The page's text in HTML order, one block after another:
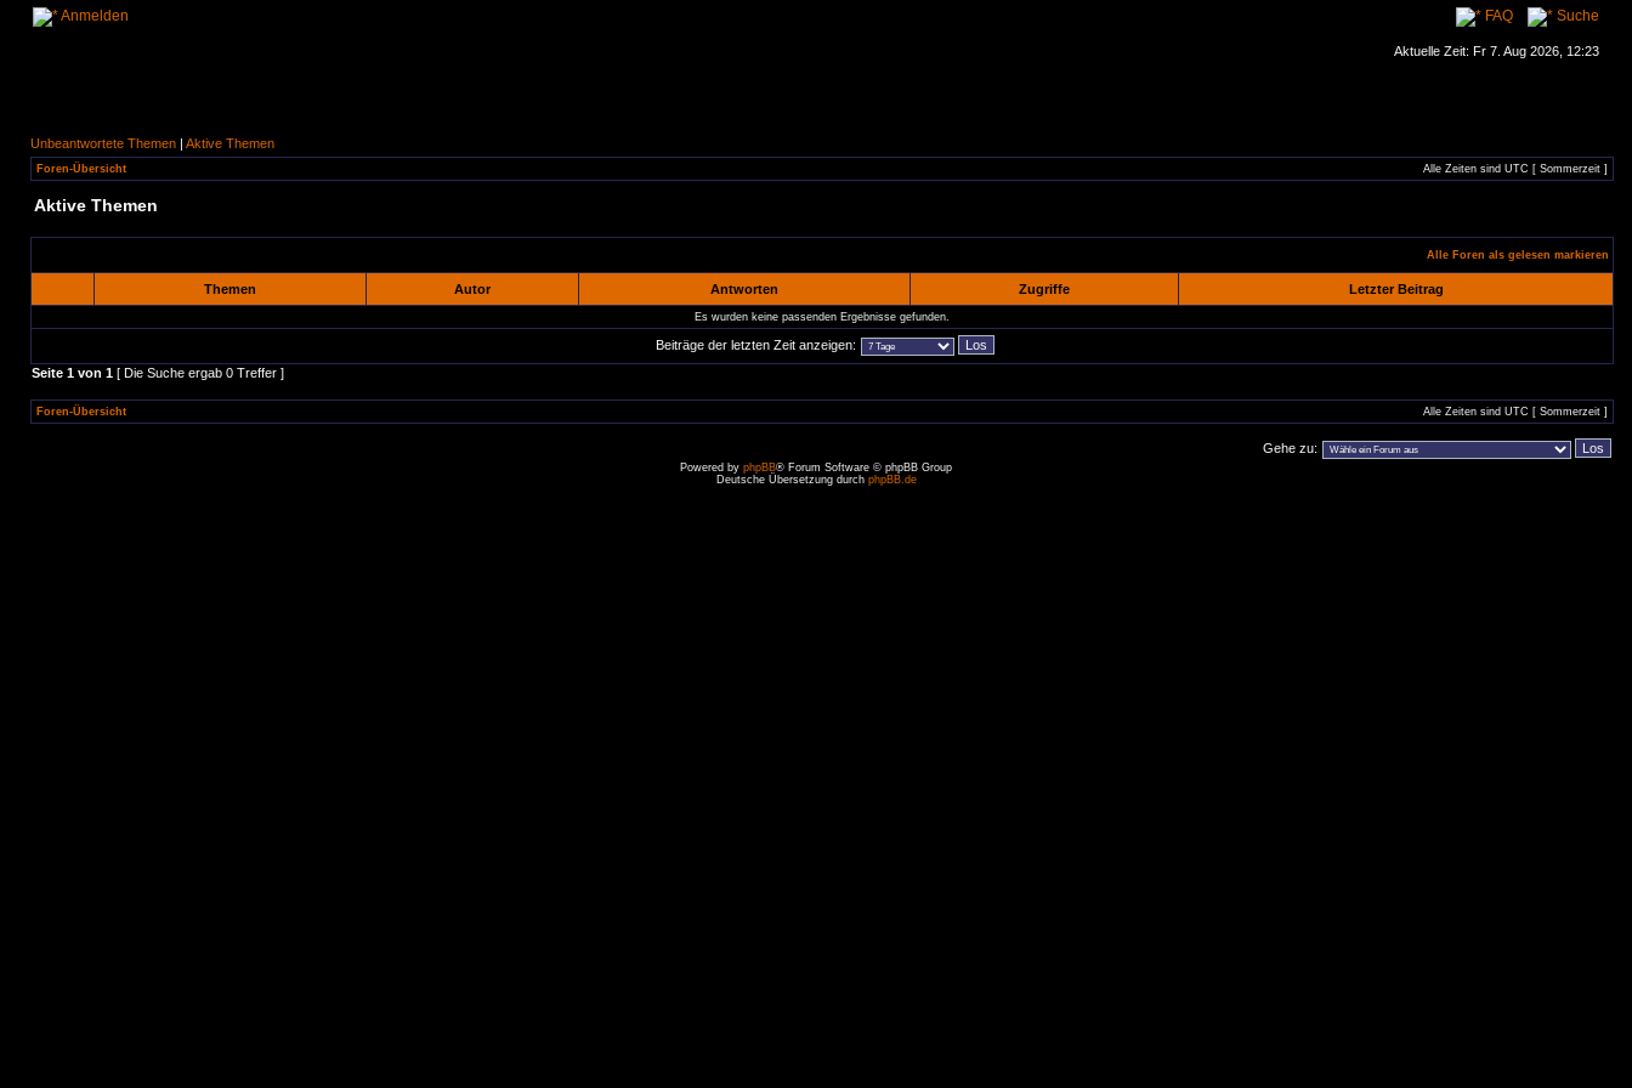
Anmelden FAQ Suche
Aktuelle Zeit: Fr 7. Aug 2026, 12:23
Unbeantwortete Themen | Aktive Themen
Foren-Übersicht Alle Zeiten sind UTC [ Sommerzeit ]
Aktive Themen
Alle Foren als gelesen markieren
Themen Autor Antworten Zugriffe Letzter Beitrag
Es wurden keine passenden Ergebnisse gefunden.
Beiträge der letzten Zeit anzeigen:
Seite 1 von 1 [ Die Suche ergab 0 Treffer ]
Foren-Übersicht Alle Zeiten sind UTC [ Sommerzeit ]
Gehe zu:
Powered by phpBB® Forum Software © phpBB Group
Deutsche Übersetzung durch phpBB.de